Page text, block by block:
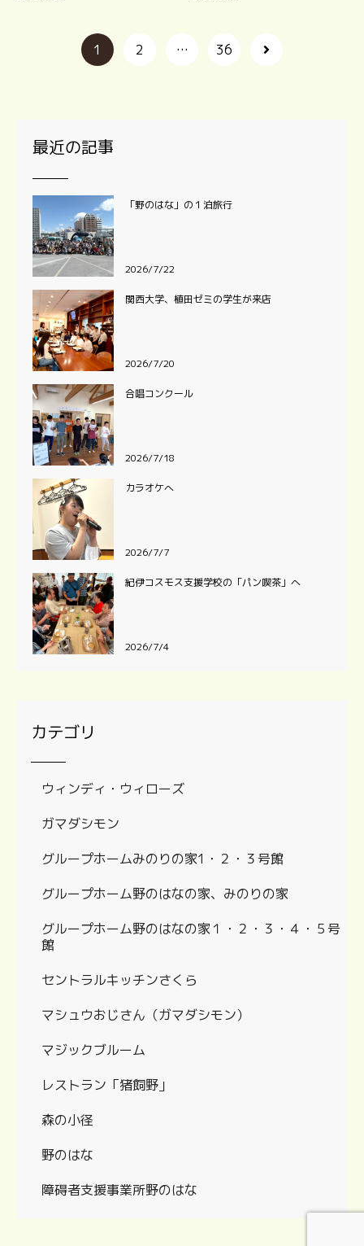
1 2 … 36
最近の記事
「野のはな」の１泊旅行
2026/7/22
関西大学、植田ゼミの学生が来店
2026/7/20
合唱コンクール
2026/7/18
カラオケへ
2026/7/7
紀伊コスモス支援学校の「パン喫茶」へ
2026/7/4
カテゴリ
ウィンディ・ウィローズ
ガマダシモン
グループホームみのりの家1・２・３号館
グループホーム野のはなの家、みのりの家
グループホーム野のはなの家１・２・３・４・５号
館
セントラルキッチンさくら
マシュウおじさん（ガマダシモン）
マジックブルーム
レストラン「猪飼野」
森の小径
野のはな
障碍者支援事業所野のはな